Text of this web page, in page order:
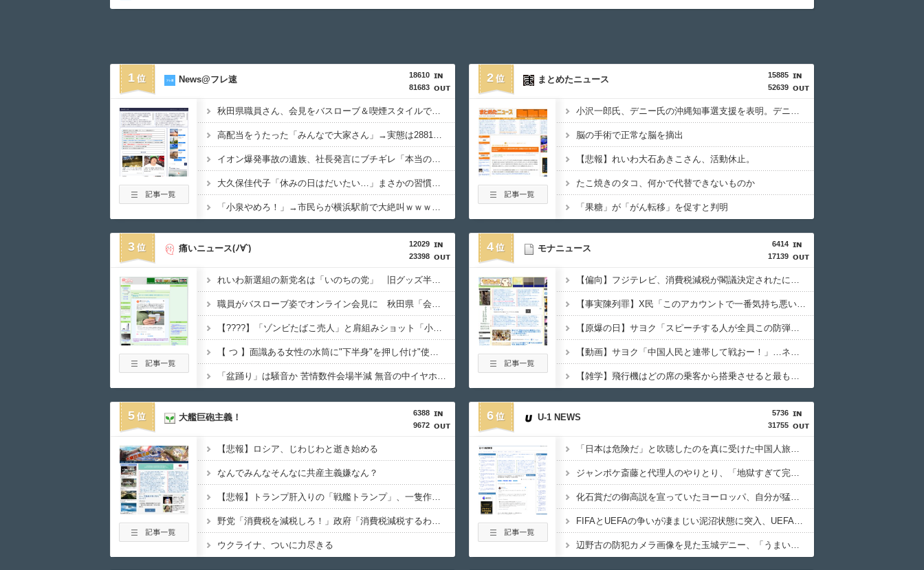
1
18610
81683
News@フレ速
秋田県職員さん、会見をバスローブ＆喫煙スタイルで対応してしまい大炎上ｗ
高配当をうたった「みんなで大家さん」→実態は2881億円の債務超過
イオン爆発事故の遺族、社長発言にブチギレ「本当のことを話して」
大久保佳代子「休みの日はだいたい…」まさかの習慣を暴露ｗｗｗ
「小泉やめろ！」→市民らが横浜駅前で大絶叫ｗｗｗｗｗｗｗｗ
2
15885
52639
まとめたニュース
小沢一郎氏、デニー氏の沖縄知事選支援を表明。デニー氏を支援しない中革連を批判
脳の手術で正常な脳を摘出
【悲報】れいわ大石あきこさん、活動休止。
たこ焼きのタコ、何かで代替できないものか
「果糖」が「がん転移」を促すと判明
3
12029
23398
痛いニュース(ﾉ∀`)
れいわ新選組の新党名は「いのちの党」 旧グッズ半額で販売 どうなる秘書給与疑惑
職員がバスローブ姿でオンライン会見に 秋田県「会見の対応に問題があった」
【????】「ゾンビたばこ売人」と肩組みショット「小園海斗」に注がれる“厳しい視線” 「レギュラー剥奪も選択肢のひとつに」
【 つ 】面識ある女性の水筒に"下半身"を押し付け"使用不能"にした疑い 66歳男を「器物損壊」容疑で逮捕 札幌市
「盆踊り」は騒音か 苦情数件会場半減 無音の中イヤホンから流れる曲に合わせ踊るサイレント盆ダンスも
4
6414
17139
モナニュース
【偏向】フジテレビ、消費税減税が閣議決定されたにも関わらず、消費税減税に反対する大学生を用意して印象操作
【事実陳列罪】X民「このアカウントで一番気持ち悪いポストを教えて」 grok「わざわざ俺を呼んで全ポスト漁らせようとしてるこのポストが一番気持ち悪い」
【原爆の日】サヨク「スピーチする人が全員この防弾ガラスなのでしょうか。高市だけなら、天下の恥晒し者です」→石破茂も防弾ガラスで演説してました
【動画】サヨク「中国人民と連帯して戦おー！」…ネット「正体隠さなくなったなぁ」「普通に外患誘致じゃないのかな」
【雑学】飛行機はどの席の乗客から搭乗させると最もスムーズに出発できるかのシミュレーション動画
5
6388
9672
大艦巨砲主義！
【悲報】ロシア、じわじわと逝き始める
なんでみんなそんなに共産主義嫌なん？
【悲報】トランプ肝入りの「戦艦トランプ」、一隻作るのに4兆円かかる模様wwwwwww
野党「消費税を減税しろ！」政府「消費税減税するわｗ」野党「消費税を減税するな！」
ウクライナ、ついに力尽きる
6
5736
31755
U-1 NEWS
「日本は危険だ」と吹聴したのを真に受けた中国人旅行客、だが代替旅行先が日本ほど安全ではなかった結果……
ジャンポケ斎藤と代理人のやりとり、「地獄すぎて完全にコントになってる……」と衝撃を受ける人が続出中
化石賞だの御高説を宣っていたヨーロッパ、自分が猛暑に襲われると為すすべべもなくダメージを受けてしまい……
FIFAとUEFAの争いが凄まじい泥沼状態に突入、UEFAの要求を呑んだFIFAだったがUEFA側は強硬姿勢を崩さず……
辺野古の防犯カメラ画像を見た玉城デニー、「うまい言い訳が思いつかなかったからそれかよ」と有権者を呆れさせるコメントを……